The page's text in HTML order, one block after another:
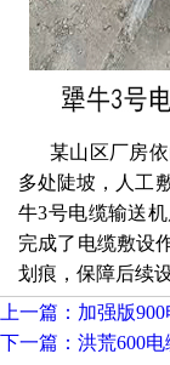
某山区厂房依
多处陡坡，人工
牛3号电缆输送
完成了电缆敷设
划痕，保障后续
上一篇：加强版
下一篇：洪荒600